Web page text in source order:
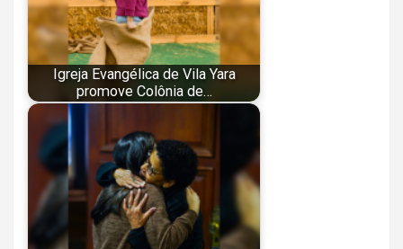
Igreja Evangélica de Vila Yara
promove Colônia de…